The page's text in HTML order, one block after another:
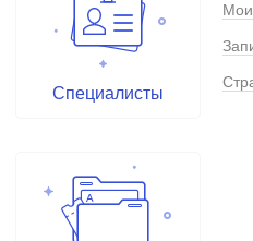
Специалисты